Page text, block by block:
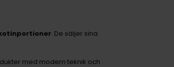
. De säljer sina
med modern teknik och